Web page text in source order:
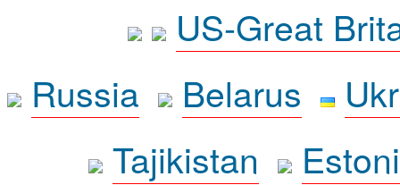
US-Great
Russia
Belarus
Tajikistan